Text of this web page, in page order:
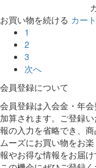
お買い物を続ける カー
1
2
3
次へ
会員登録について
会員登録は入会金・年
加算されます。ご登録
報の入力を省略でき、
ムーズにお買い物をお
報やお得な情報をお届